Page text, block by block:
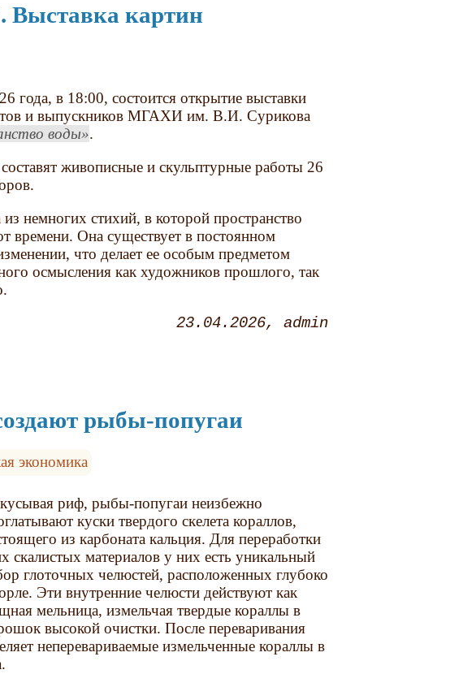
Выставка картин
года, в 18:00, состоится открытие выставки
и выпускников МГАХИ им. В.И. Сурикова
воды .
живописные и скульптурные работы 26
немногих стихий, в которой пространство
времени. Она существует в постоянном
что делает ее особым предметом
осмысления как художников прошлого, так
23.04.2026 admin
рыбы-попугаи
экономика
риф, рыбы-попугаи неизбежно
куски твердого скелета кораллов,
из карбоната кальция. Для переработки
скалистых материалов у них есть уникальный
глоточных челюстей, расположенных глубоко
Эти внутренние челюсти действуют как
мельница, измельчая твердые кораллы в
высокой очистки. После переваривания
неперевариваемые измельченные кораллы в